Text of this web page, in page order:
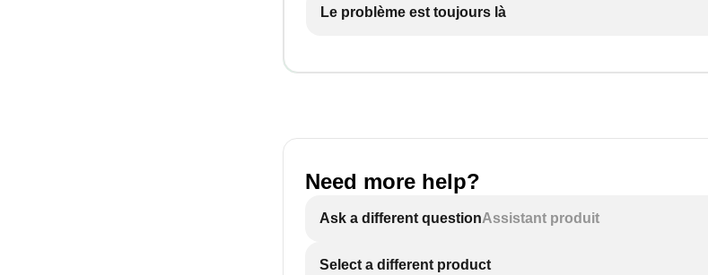
Le problème est toujours là
Need more help?
Ask a different questionAssistant produit
Select a different product